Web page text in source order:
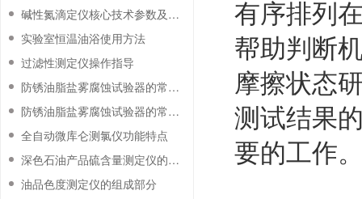
有序排列
帮助判断
摩擦状态
测试结果
要的工作
碱性氮滴定仪核心技术参数及应用说明
实验室恒温油浴使用方法
过滤性测定仪操作指导
防锈油脂盐雾腐蚀试验器的常见故障与解决方法
防锈油脂盐雾腐蚀试验器的常见故障与解决方法
全自动微库仑测氯仪功能特点
深色石油产品硫含量测定仪的工作环境要求
油品色度测定仪的组成部分